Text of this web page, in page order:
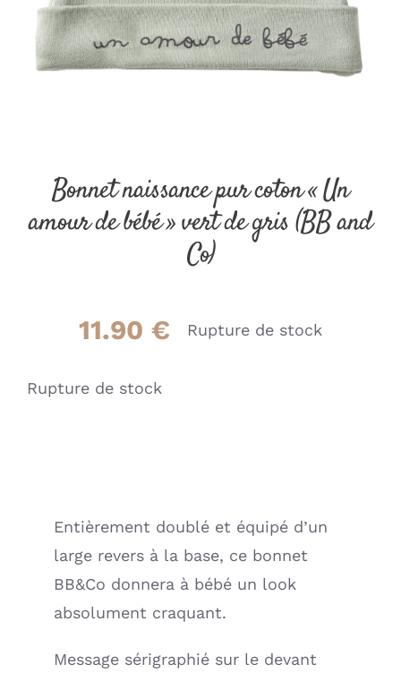
Bonnet naissance pur coton « Un
amour de bébé » vert de gris (BB and
Co)
11.90€ Rupture de stock
Rupture de stock
Entièrement doublé et équipé d’un
large revers à la base, ce bonnet
BB&Co donnera à bébé un look
absolument craquant.
Message sérigraphié sur le devant